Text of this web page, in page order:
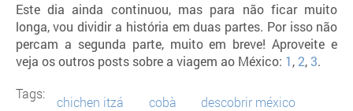
Este dia ainda continuou, mas para não ficar muito
longa, vou dividir a história em duas partes. Por isso não
percam a segunda parte, muito em breve! Aproveite e
veja os outros posts sobre a viagem ao México: 1 , 2, 3.
Tags:
chichen itzá cobà descobrir méxico